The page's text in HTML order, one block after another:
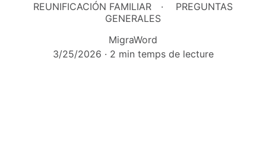
REUNIFICACIÓN FAMILIAR
PREGUNTAS
GENERALES
MigraWord
3/25/2026
2 min temps de lecture